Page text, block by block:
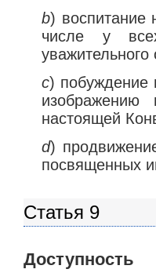
b) воспитание
числе у
c) побуждение
изображению
настоящей
d)
посвященных
Статья 9
Доступность